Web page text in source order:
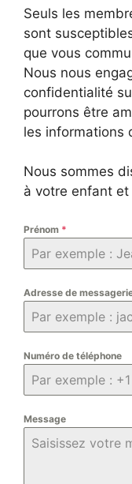
Seuls les
sont
que vous
Nous nous
confidentialité
pourrons être
les informations
Nous sommes
à votre enfant et
Prénom *
Adresse de
Numéro de téléphone
Message